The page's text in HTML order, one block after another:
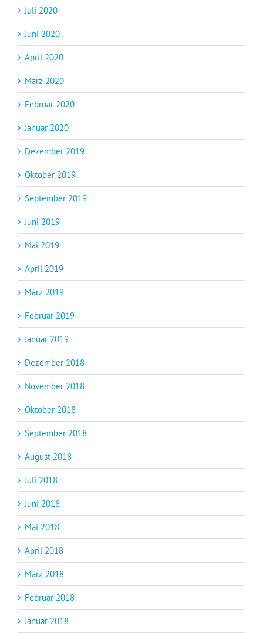
Juli 2020
Juni 2020
April 2020
März 2020
Februar 2020
Januar 2020
Dezember 2019
Oktober 2019
September 2019
Juni 2019
Mai 2019
April 2019
März 2019
Februar 2019
Januar 2019
Dezember 2018
November 2018
Oktober 2018
September 2018
August 2018
Juli 2018
Juni 2018
Mai 2018
April 2018
März 2018
Februar 2018
Januar 2018